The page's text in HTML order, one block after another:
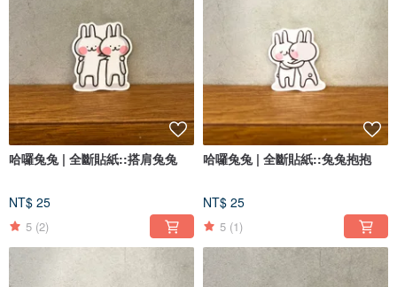
哈囉兔兔 | 全斷貼紙::搭肩兔兔
NT$ 25
5 (2)
哈囉兔兔 | 全斷貼紙::兔兔抱抱
NT$ 25
5 (1)